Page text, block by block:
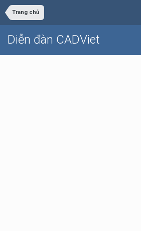
Trang chủ
Diễn đàn CADViet